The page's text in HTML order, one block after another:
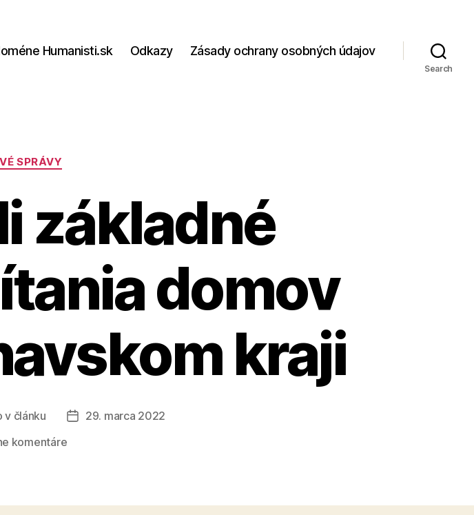
Humanisti.sk Odkazy Zásady ochrany osobných údajov
Search
Kategórie
SPRÁVY
základné
domov
kraji
v článku
Dátum
29. marca 2022
komentárena
výsledky